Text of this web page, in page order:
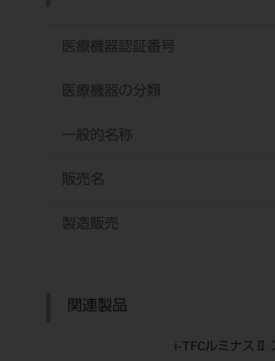
医療機器認証番号
医療機器の分類
一般的名称
販売名
製造販売
関連製品
i-TFCルミナスⅡ